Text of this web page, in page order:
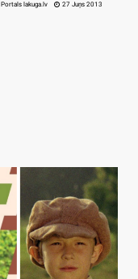
Portals lakuga.lv 27 Juņs 2013